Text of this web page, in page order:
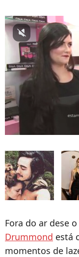
Fora do ar dese
Drummond está
momentos de